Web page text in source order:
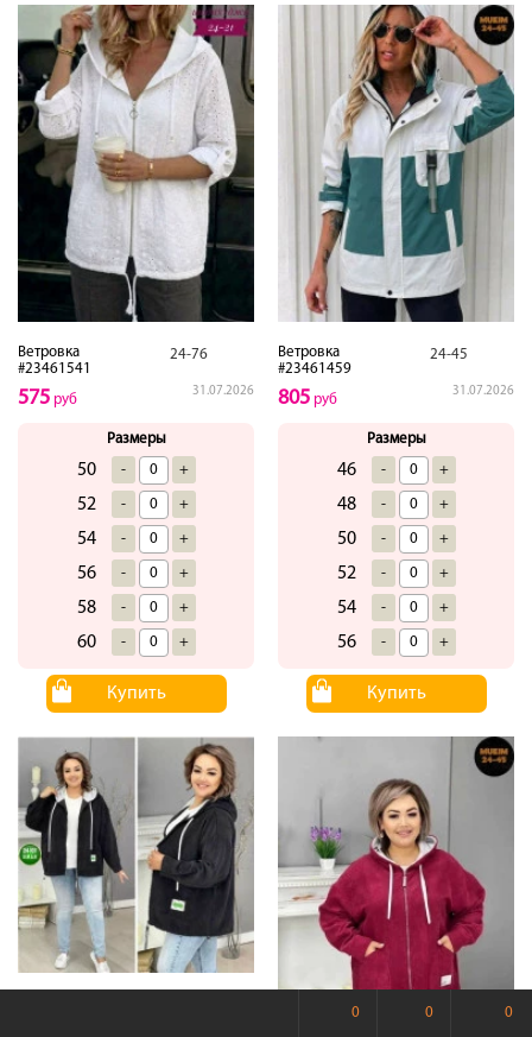
Ветровка
#23461541
24-76
31.07.2026
575 руб
Размеры
50 - +
52 - +
54 - +
56 - +
58 - +
60 - +
Купить
Ветровка
#23461459
24-45
31.07.2026
805 руб
Размеры
46 - +
48 - +
50 - +
52 - +
54 - +
56 - +
Купить
0 0 0